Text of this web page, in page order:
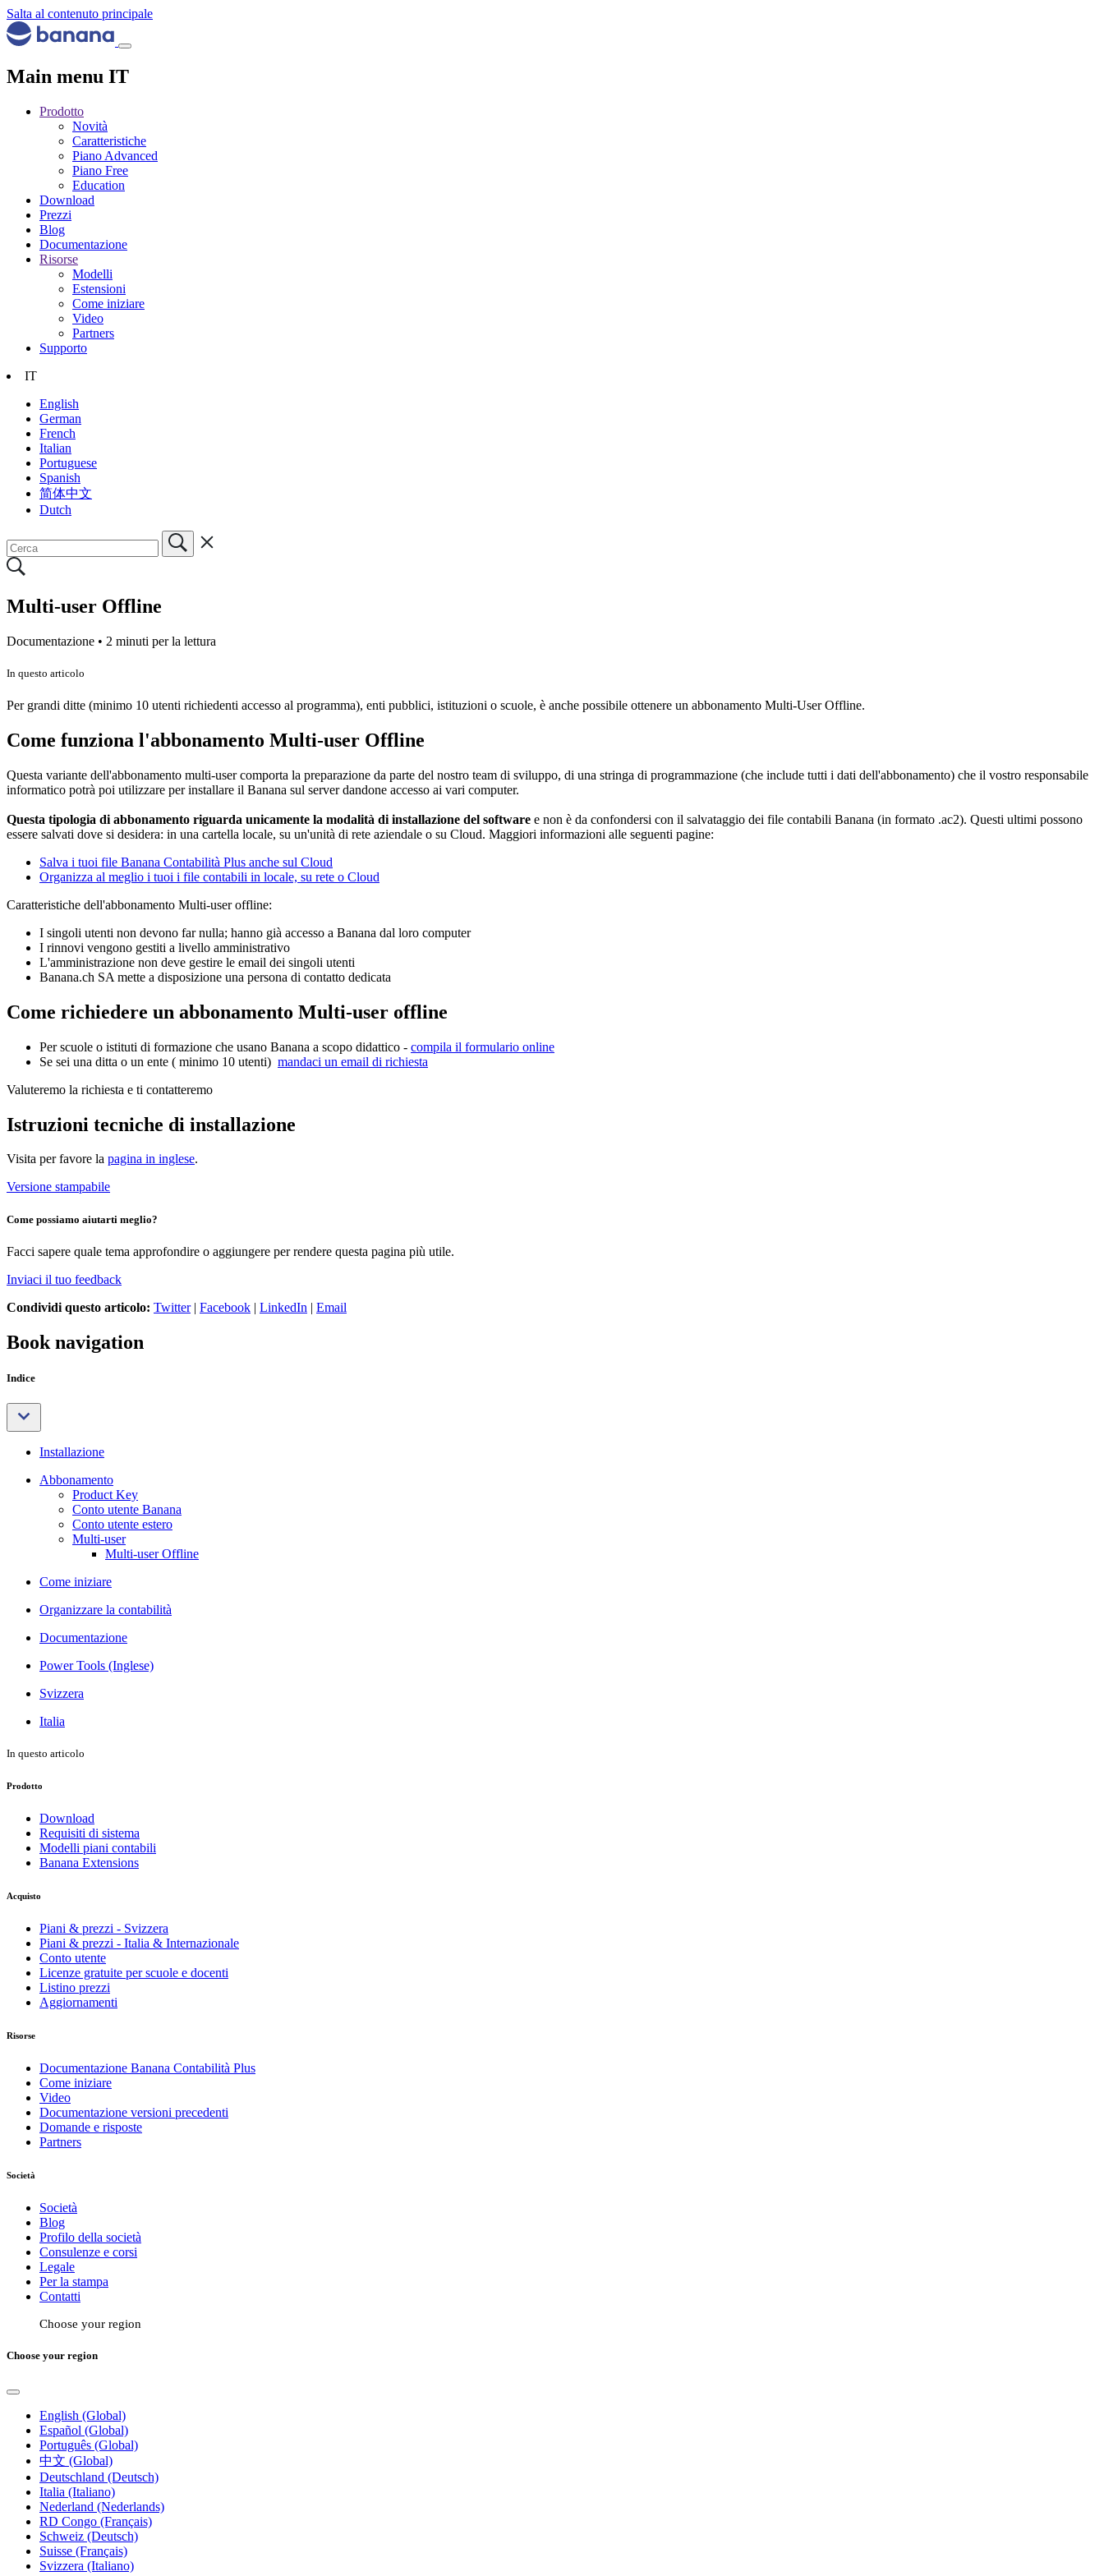
Salta al contenuto principale
Main menu IT
Prodotto
Novità
Caratteristiche
Piano Advanced
Piano Free
Education
Download
Prezzi
Blog
Documentazione
Risorse
Modelli
Estensioni
Come iniziare
Video
Partners
Supporto
IT
English
German
French
Italian
Portuguese
Spanish
简体中文
Dutch
Multi-user Offline
Documentazione • 2 minuti per la lettura
In questo articolo
Per grandi ditte (minimo 10 utenti richiedenti accesso al programma), enti pubblici, istituzioni o scuole, è anche possibile ottenere un abbonamento Multi-User Offline.
Come funziona l'abbonamento Multi-user Offline
Questa variante dell'abbonamento multi-user comporta la preparazione da parte del nostro team di sviluppo, di una stringa di programmazione (che include tutti i dati dell'abbonamento) che il vostro responsabile
informatico potrà poi utilizzare per installare il Banana sul server dandone accesso ai vari computer.
Questa tipologia di abbonamento riguarda unicamente la modalità di installazione del software e non è da confondersi con il salvataggio dei file contabili Banana (in formato .ac2). Questi ultimi possono
essere salvati dove si desidera: in una cartella locale, su un'unità di rete aziendale o su Cloud. Maggiori informazioni alle seguenti pagine:
Salva i tuoi file Banana Contabilità Plus anche sul Cloud
Organizza al meglio i tuoi i file contabili in locale, su rete o Cloud
Caratteristiche dell'abbonamento Multi-user offline:
I singoli utenti non devono far nulla; hanno già accesso a Banana dal loro computer
I rinnovi vengono gestiti a livello amministrativo
L'amministrazione non deve gestire le email dei singoli utenti
Banana.ch SA mette a disposizione una persona di contatto dedicata
Come richiedere un abbonamento Multi-user offline
Per scuole o istituti di formazione che usano Banana a scopo didattico - compila il formulario online
Se sei una ditta o un ente ( minimo 10 utenti) mandaci un email di richiesta
Valuteremo la richiesta e ti contatteremo
Istruzioni tecniche di installazione
Visita per favore la pagina in inglese.
Versione stampabile
Come possiamo aiutarti meglio?
Facci sapere quale tema approfondire o aggiungere per rendere questa pagina più utile.
Inviaci il tuo feedback
Condividi questo articolo: Twitter| Facebook | LinkedIn | Email
Book navigation
Indice
Installazione
Abbonamento
Product Key
Conto utente Banana
Conto utente estero
Multi-user
Multi-user Offline
Come iniziare
Organizzare la contabilità
Documentazione
Power Tools (Inglese)
Svizzera
Italia
In questo articolo
Prodotto
Download
Requisiti di sistema
Modelli piani contabili
Banana Extensions
Acquisto
Piani & prezzi - Svizzera
Piani & prezzi - Italia & Internazionale
Conto utente
Licenze gratuite per scuole e docenti
Listino prezzi
Aggiornamenti
Risorse
Documentazione Banana Contabilità Plus
Come iniziare
Video
Documentazione versioni precedenti
Domande e risposte
Partners
Società
Società
Blog
Profilo della società
Consulenze e corsi
Legale
Per la stampa
Contatti
Choose your region
Choose your region
English (Global)
Español (Global)
Português (Global)
中文 (Global)
Deutschland (Deutsch)
Italia (Italiano)
Nederland (Nederlands)
RD Congo (Français)
Schweiz (Deutsch)
Suisse (Français)
Svizzera (Italiano)